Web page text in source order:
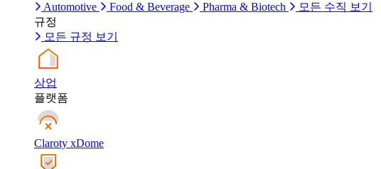
Automotive
Food & Beverage Pharma & Biotech
모든 수직 보기
규정
모든 규정 보기
상업
플랫폼
Claroty xDome